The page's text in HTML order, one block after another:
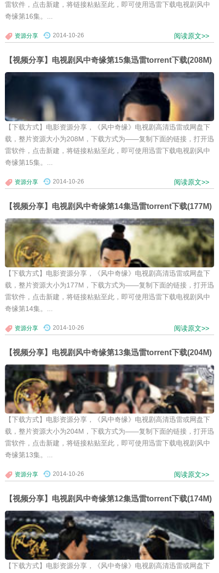
雷软件，点击新建，将链接粘贴至此，即可使用迅雷下载电视剧风中
奇缘第16集。...
资源分享 2014-10-26 阅读原文>>
【视频分享】电视剧风中奇缘第15集迅雷torrent下载(208M)
【下载方式】电影资源分享，《风中奇缘》电视剧高清迅雷或网盘下
载，整片资源大小为208M，下载方式为——复制下面的链接，打开迅
雷软件，点击新建，将链接粘贴至此，即可使用迅雷下载电视剧风中
奇缘第15集。...
资源分享 2014-10-26 阅读原文>>
【视频分享】电视剧风中奇缘第14集迅雷torrent下载(177M)
【下载方式】电影资源分享，《风中奇缘》电视剧高清迅雷或网盘下
载，整片资源大小为177M，下载方式为——复制下面的链接，打开迅
雷软件，点击新建，将链接粘贴至此，即可使用迅雷下载电视剧风中
奇缘第14集。...
资源分享 2014-10-26 阅读原文>>
【视频分享】电视剧风中奇缘第13集迅雷torrent下载(204M)
【下载方式】电影资源分享，《风中奇缘》电视剧高清迅雷或网盘下
载，整片资源大小为204M，下载方式为——复制下面的链接，打开迅
雷软件，点击新建，将链接粘贴至此，即可使用迅雷下载电视剧风中
奇缘第13集。...
资源分享 2014-10-26 阅读原文>>
【视频分享】电视剧风中奇缘第12集迅雷torrent下载(174M)
【下载方式】电影资源分享，《风中奇缘》电视剧高清迅雷或网盘下